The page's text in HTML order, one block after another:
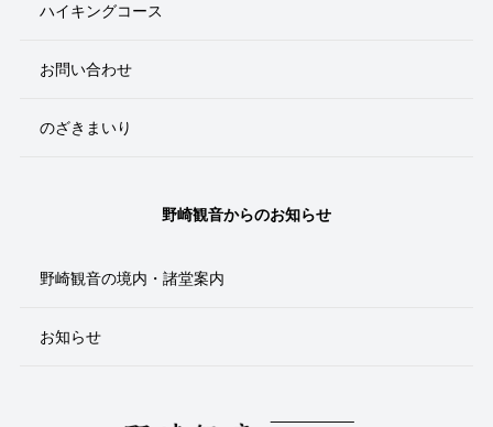
ハイキングコース
お問い合わせ
のざきまいり
野崎観音からのお知らせ
野崎観音の境内・諸堂案内
お知らせ